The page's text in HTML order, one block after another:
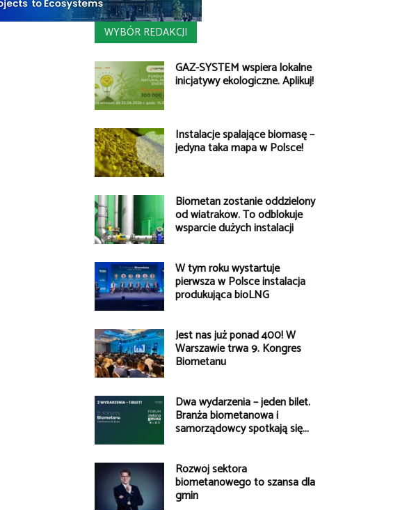
WYBÓR REDAKCJI
GAZ-SYSTEM wspiera lokalne
inicjatywy ekologiczne. Aplikuj!
Instalacje spalające biomasę –
jedyna taka mapa w Polsce!
Biometan zostanie oddzielony
od wiatraków. To odblokuje
wsparcie dużych instalacji
W tym roku wystartuje
pierwsza w Polsce instalacja
produkująca bioLNG
Jest nas już ponad 400! W
Warszawie trwa 9. Kongres
Biometanu
Dwa wydarzenia – jeden bilet.
Branża biometanowa i
samorządowcy spotkają się...
Rozwój sektora
biometanowego to szansa dla
gmin